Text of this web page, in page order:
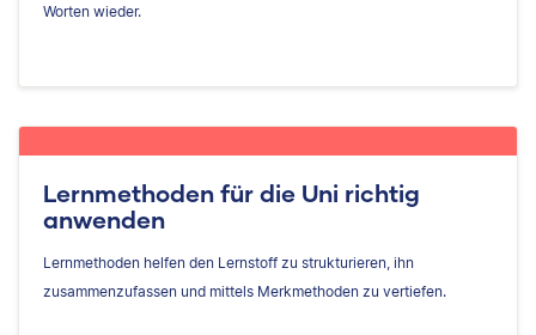
Worten wieder.
Lernmethoden für die Uni richtig
anwenden
Lernmethoden helfen den Lernstoff zu strukturieren, ihn
zusammenzufassen und mittels Merkmethoden zu vertiefen.